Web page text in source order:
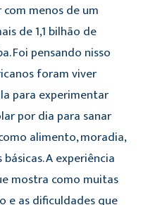
menos de um
de 1,1 bilhão de
Foi pensando nisso
foram viver
para experimentar
por dia para sanar
alimento, moradia,
A experiência
mostra como muitas
e as dificuldades que